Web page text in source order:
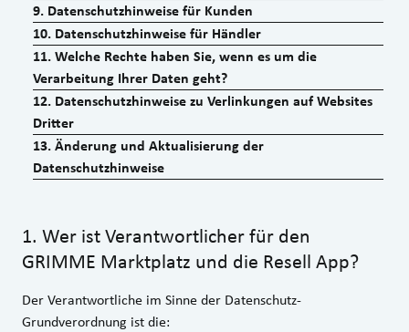
9. Datenschutzhinweise für Kunden
10. Datenschutzhinweise für Händler
11.Welche Rechte haben Sie, wenn es um die
Verarbeitung Ihrer Daten geht?
12. Datenschutzhinweise zu Verlinkungen auf Websites
Dritter
13.Änderung und Aktualisierung der
Datenschutzhinweise
1. Wer ist Verantwortlicher für den
GRIMME Marktplatz und die Resell App?
Der Verantwortliche im Sinne der Datenschutz-
Grundverordnung ist die: